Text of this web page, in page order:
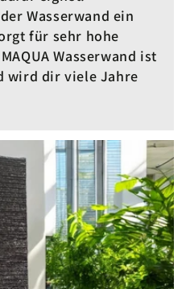
Wasserwand ein
für sehr hohe
Wasserwand ist
wird dir viele Jahre